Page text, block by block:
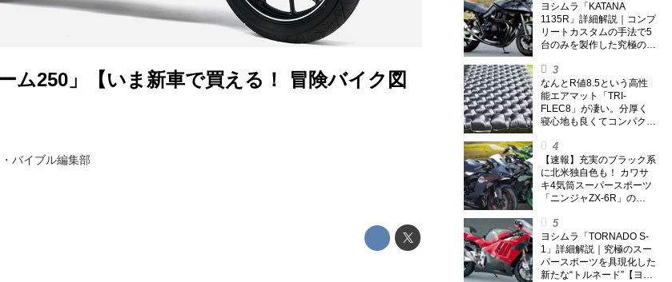
ム250」【いま新車で買える！ 冒険バイク図
バイブル編集部
ヨシムラ「KATANA
1135R」詳細解説｜コンプ
リートカスタムの手法で5
台のみを製作した究極の銘
なんとR値8.5という高性
能エアマット「TRI-
FLEC8」が凄い。分厚く
寝心地も良くてコンパクト
トを試してみた〈若林浩志
のスーパー・カブカブ・ダ
イアリーズ Vol.385〉
【速報】充実のブラック系
に北米独自色も！ カワサ
キ4気筒スーパースポーツ
「ニンジャZX-6R」の
筒ニンジャも出たよ【海
外】
ヨシムラ「TORNADO S-
1」詳細解説｜究極のスー
パースポーツを具現化した
新たな“トルネード”【ヨシ